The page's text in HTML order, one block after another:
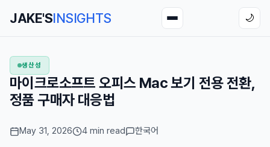
JAKE'SINSIGHTS 🌙
생산성
마이크로소프트 오피스 Mac 보기 전용 전환,
정품 구매자 대응법
May 31, 2026 4 min read 한국어